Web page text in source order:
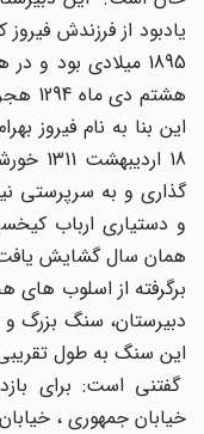
1895 میلادی بود و
این بنا به نام فیروز
18
گذاری و به سرپرستی
و دستیاری ارباب
همان سال گشایش یافت.
برگرفته از اسلوب های
دبیرستان، سنگ بزرگ و
این سنگ به طول تقریبی 1/5 متر است.
گفتنی است: برای
خیابان جمهوری ، خیابان میرزا